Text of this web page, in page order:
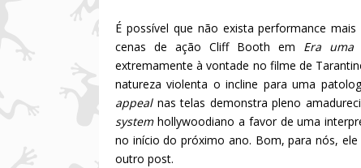
É possível que não exista performance
cenas de ação Cliff Booth em Era uma
extremamente à vontade no filme de
natureza violenta o incline para uma
appeal nas telas demonstra pleno
system hollywoodiano a favor de uma
no início do próximo ano. Bom, para nós,
outro post.